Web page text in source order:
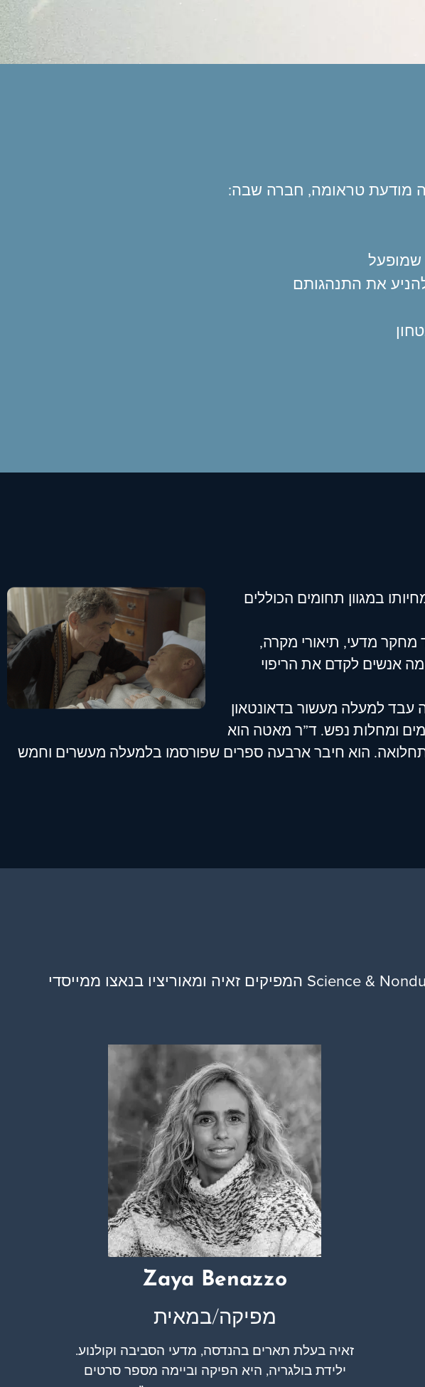
מודעת טראומה, חברה שבה
שמופעל
את התנהגותם
במגוון תחומים הכוללים
מחקר מדעי, תיאורי מקרה,
אנשים לקדם את הריפוי
עבד למעלה מעשור בדאונטאון
ומחלות נפש. ד”ר מאטה הוא
הוא חיבר ארבעה ספרים שפורסמו בלמעלה מעשרים וחמש
המפיקים זאיה ומאוריציו בנאצו ממייסדי Science & Nonduality בשותפות עם קרוליין האריסון מ-The Hive Studios יצרו את
Zaya Benazzo
מפיקה/במאית
זאיה בעלת תארים בהנדסה, מדעי הסביבה וקולנוע.
ילידת בולגריה, היא הפיקה וביימה מספר סרטים